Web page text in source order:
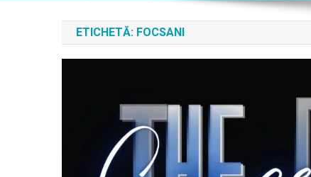
ETICHETĂ: FOCSANI